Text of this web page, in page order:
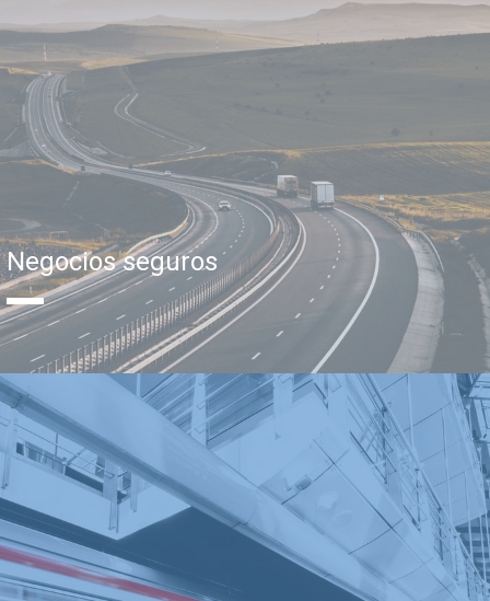
Negocios seguros